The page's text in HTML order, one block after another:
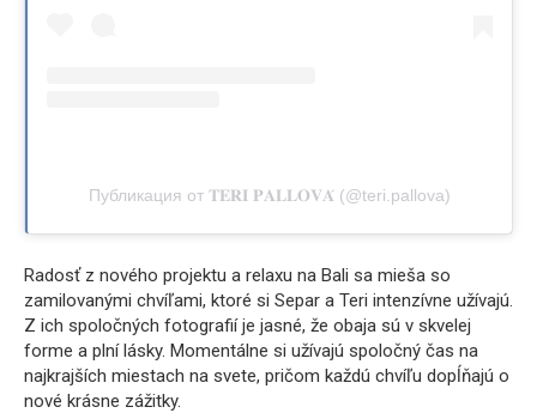
Публикация от 𝐓𝐄𝐑𝐈 𝐏𝐀𝐋𝐋𝐎𝐕𝐀́ (@teri.pallova)
Radosť z nového projektu a relaxu na Bali sa mieša so
zamilovanými chvíľami, ktoré si Separ a Teri intenzívne užívajú.
Z ich spoločných fotografií je jasné, že obaja sú v skvelej
forme a plní lásky. Momentálne si užívajú spoločný čas na
najkrajších miestach na svete, pričom každú chvíľu dopĺňajú o
nové krásne zážitky.